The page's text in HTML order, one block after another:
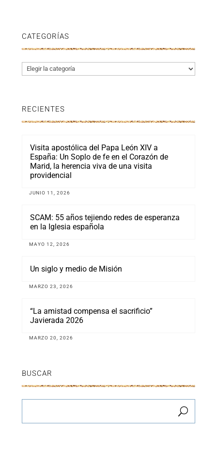
CATEGORÍAS
Categorías
RECIENTES
Visita apostólica del Papa León XIV a
España: Un Soplo de fe en el Corazón de
Marid, la herencia viva de una visita
providencial
JUNIO 11, 2026
SCAM: 55 años tejiendo redes de esperanza
en la Iglesia española
MAYO 12, 2026
Un siglo y medio de Misión
MARZO 23, 2026
“La amistad compensa el sacrificio”
Javierada 2026
MARZO 20, 2026
BUSCAR